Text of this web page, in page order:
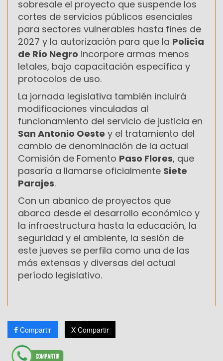
sobresale el proyecto que suspende los
cortes de servicios públicos esenciales
para sectores vulnerables hasta fines de
2027 y la autorización para que la Policía
de Río Negro incorpore armas menos
letales, bajo capacitación específica y
protocolos de uso.
La jornada legislativa también incluirá
modificaciones vinculadas al
funcionamiento del servicio de justicia en
San Antonio Oeste y el tratamiento del
cambio de denominación de la actual
Comisión de Fomento Paso Flores, que
pasaría a llamarse oficialmente Siete
Parajes.
Con un abanico de proyectos que
abarca desde el desarrollo económico y
la infraestructura hasta la educación, la
seguridad y el ambiente, la sesión de
este jueves se perfila como una de las
más extensas y diversas del actual
período legislativo.
Compartir X Compartir